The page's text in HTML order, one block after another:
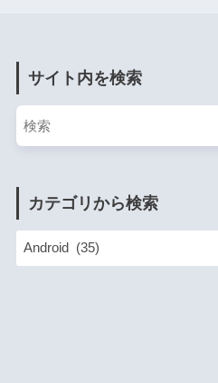
サイト内を検索
カテゴリから検索